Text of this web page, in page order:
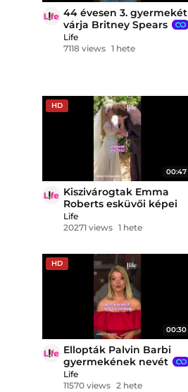
44 évesen 3. gyermekét
várja Britney Spears
Life
7118 views 1 hete
HD
00:47
Kiszivárogtak Emma
Roberts esküvői képei
Life
20271 views 1 hete
HD
00:30
Ellopták Palvin Barbi
gyermekének nevét
Life
11570 views 2 hete